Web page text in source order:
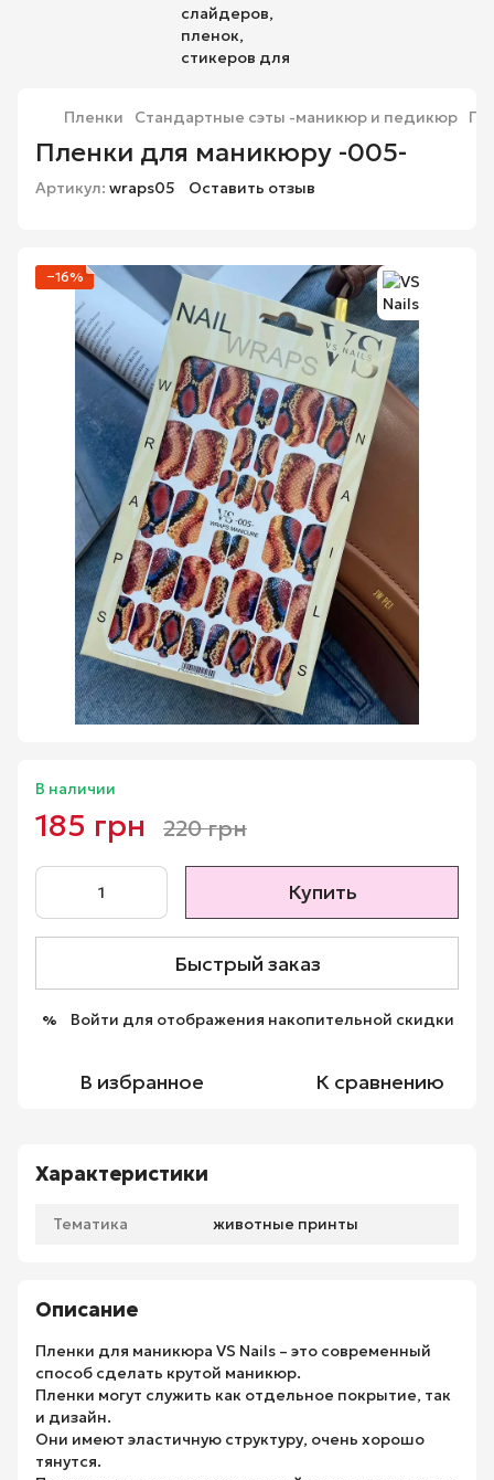
Пленки Стандартные сэты -маникюр и педикюр
Пленки для маникюру -005-
Артикул: wraps05 Оставить отзыв
−16%
В наличии
185 грн 220 грн
Купить
Быстрый заказ
% Войти для отображения накопительной скидки
В избранное К сравнению
Характеристики
Тематика животные принты
Описание
Пленки для маникюра VS Nails – это современный
способ сделать крутой маникюр.
Пленки могут служить как отдельное покрытие, так
и дизайн.
Они имеют эластичную структуру, очень хорошо
тянутся.